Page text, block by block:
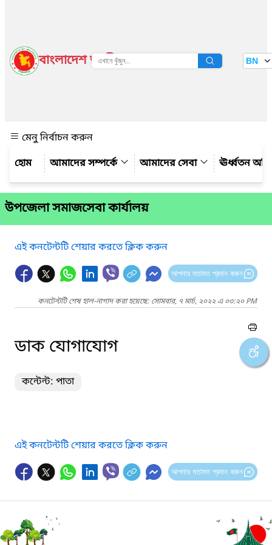
বাংলাদেশ জাতীয় তথ্য বাতায়ন BN
মেনু নির্বাচন করুন
আমাদের সম্পর্কে
আমাদের সেবা ঊর্ধ্বতন
উপজেলা সমাজসেবা কার্যালয়
এই কনটেন্টটি শেয়ার করতে ক্লিক করুন
আপনার মতামত প্রদান করুন
কনটেন্টটি শেষ হাল-নাগাদ করা হয়েছে: সোমবার, ৭ মার্চ, ২০২২ এ ০৩:২০ PM
ডাক যোগাযোগ
কন্টেন্ট: পাতা
এই কনটেন্টটি শেয়ার করতে ক্লিক করুন
আপনার মতামত প্রদান করুন